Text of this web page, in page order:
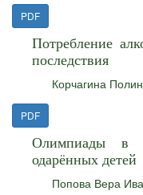
PDF
Потребление
последствия
Корчагина
PDF
Олимпиады в
одарённых детей
Попова Вера